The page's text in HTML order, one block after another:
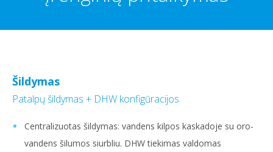
Šildymas
Patalpų šildymas + DHW konfigūracijos
Centralizuotas šildymas: vandens kilpos kaskadoje su oro-
vandens šilumos siurbliu. DHW tiekimas valdomas